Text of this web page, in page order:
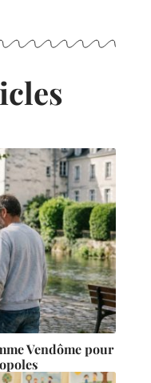
Vendôme pour